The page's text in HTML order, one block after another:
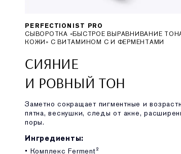
PERFECTIONIST PRO
СЫВОРОТКА «БЫСТРОЕ ВЫРАВНИВАНИЕ
КОЖИ» С ВИТАМИНОМ C И ФЕРМЕНТАМИ
СИЯНИЕ
И РОВНЫЙ ТОН
Заметно сокращает пигментные и
пятна, веснушки, следы от акне,
поры.
Ингредиенты:
• Комплекс Ferment²